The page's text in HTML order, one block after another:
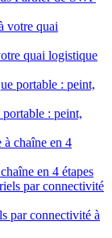
quai logistique
: peint,
en 4 étapes
par connectivité à